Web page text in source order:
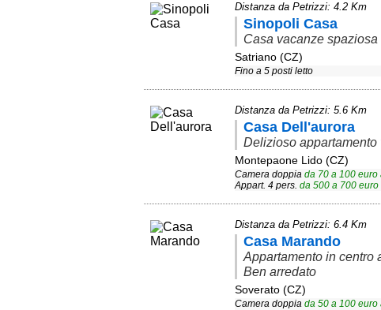
Distanza da Petrizzi: 4.2 Km
Sinopoli Casa
Casa vacanze
Satriano (CZ)
Fino a 5 posti letto
Distanza da Petrizzi: 5.6 Km
Casa Dell'aurora
Delizioso
Montepaone Lido (CZ)
Camera doppia da 70a 100euro
Appart. 4 pers. da 500a 700euro
Distanza da Petrizzi: 6.4 Km
Casa Marando
Appartamento in centro
Ben arredato
Soverato (CZ)
Camera doppia da 50a 100euro